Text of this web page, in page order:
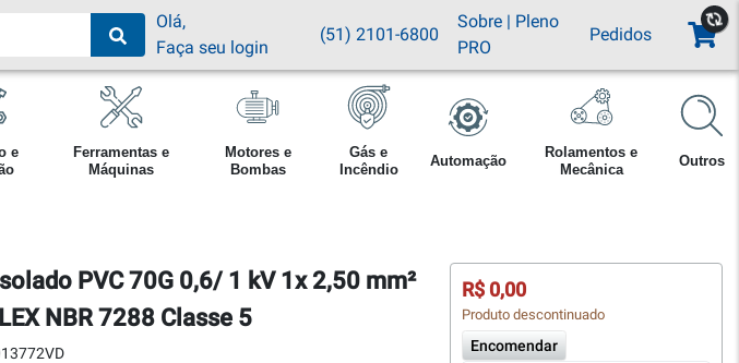
Olá,
Faça seu login
(51) 2101-6800
Sobre| Pleno
PRO
Pedidos
e
Ferramentas e
Máquinas
Motores e
Bombas
Gás e
Incêndio
Automação
Rolamentos e
Mecânica
Outros
PVC 70G 0,6/ 1 kV 1x 2,50 mm²
NBR 7288 Classe 5
R$ 0,00
Produto descontinuado
Encomendar